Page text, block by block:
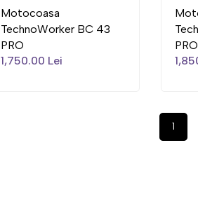
Motocoasa
TechnoWorker BC 43
PRO
1,750.00 Lei
PRO
1